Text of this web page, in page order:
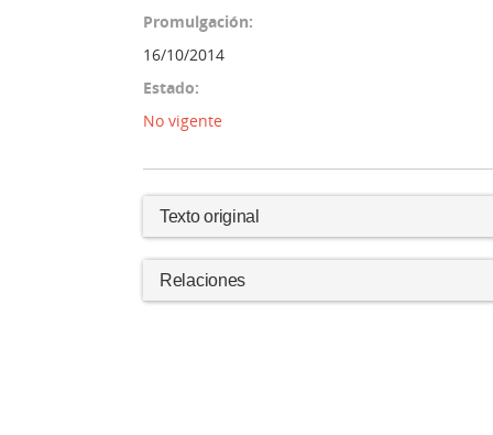
Promulgación:
16/10/2014
Estado:
No vigente
Texto original
Relaciones